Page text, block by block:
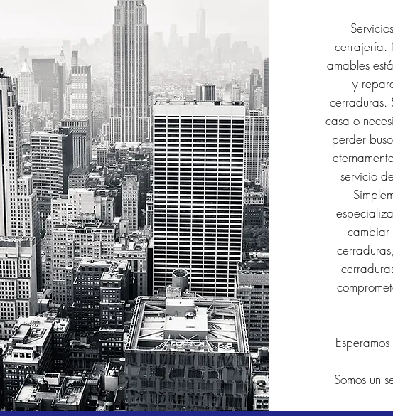
cerrajería.
amables
y
cerraduras.
casa o
perder
servicio
cambiar
Somos un